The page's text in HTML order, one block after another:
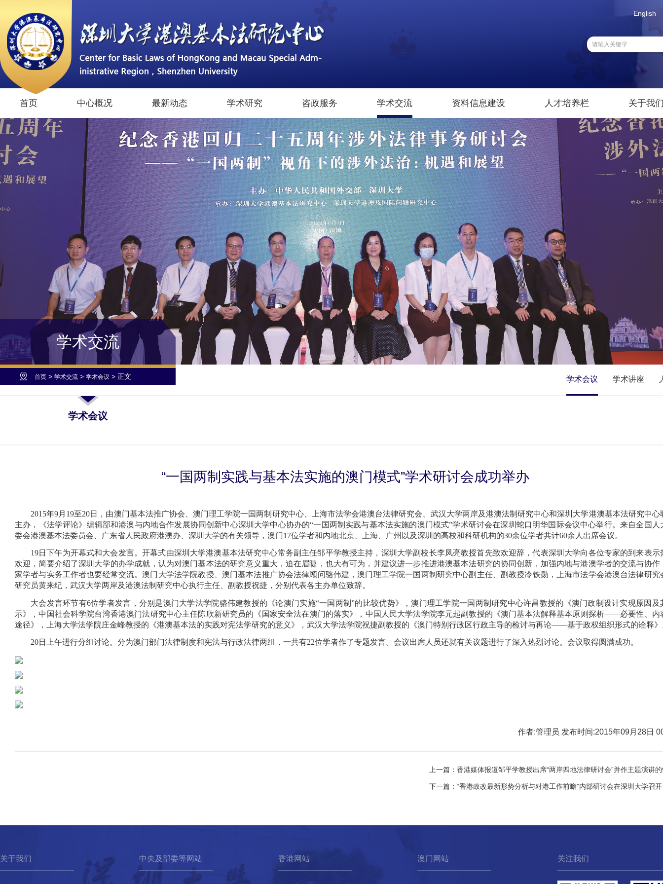
English
首页 中心概况 最新动态 学术研究 咨政服务 学术交流 资料信息建设 人才培养栏 关于我
学术交流
首页 > 学术交流 > 学术会议 > 正文 学术会议 学术讲座
学术会议
“一国两制实践与基本法实施的澳门模式”学术研讨会成功举办
2015年9月19至20日 ，由澳门基本法推广协会、澳门理工学院一国两制研究中心、 上海市法学会港澳台法律研究会 武汉大学两岸及港澳法制研究中心和深圳大学港澳基本法研究中心
主办，《法学评论》编辑部和港澳与内地合作发展协同创新中心深圳大学中心协办的“一国两制实践与基本法实施的澳门模式”学术研讨会在深圳蛇口明华国际会议中心举行。 来自全国人
委会港澳基本法委员会
广东省人民政府港澳办 、深圳大学的有关领导，澳门17位学者和内地北京、上海、广州以及深圳的高校和科研机构的30余位学者共计60余人出席会议。
19日下午为开幕式和大会发言。开幕式由深圳大学港澳基本法研究中心常务副主任邹平学教授主持，深圳大学副校长李凤亮教授首先致欢迎辞，代表深圳大学向各位专家的到来表示
欢迎 ，简要介绍了深圳大学的办学成就，认为对澳门基本法的研究意义重大 ，迫在眉睫，也大有可为 ，并建议进一步推进港澳基本法研究的协同创新，加强内地与港澳学者的交流与协作
家学者与实务工作者也要经常交流。澳门大学法学院教授 、澳门基本法推广协会法律顾问骆伟建 ，澳门理工学院一国两制研究中心副主任、副教授冷铁勋 ，
上海市法学会港澳台法律研究
研究员黄来纪 ， 武汉大学两岸及港澳法制研究中心执行主任 、副 教授祝捷 ，分别 代表各主办单位致辞。
大会发言环节有6位学者发言，分别是澳门大学法学院骆伟建教授的 《论澳门实施“一国两制”的比较优势》 ，澳门理工学院一国两制研究中心许昌教授的 《澳门政制设计实现原因及
示》
， 中国社会科学院台湾香港澳门法研究中心主任陈欣新研究员的 《国家安全法在澳门的落实》 ， 中国人民大学法学院李元起副教授的 《澳门基本法解释基本原则探析——必要性、内
途径》
， 上海大学法学院庄金峰教授的 《港澳基本法的实践对宪法学研究的意义》 ， 武汉大学法学院祝捷副教授的 《澳门特别行政区行政主导的检讨与再论——基于政权组织形式的诠释
20日上午进行分组讨论。分为澳门部门法律制度和宪法与行政法律两组，一共有22位学者作了专题发言。会议出席人员还就有关议题进行了深入热烈讨论。会议取得圆满成功。
作者:管理员 发布时间:2015年09月28日
上一篇： 香港媒体报道邹平学教授出席“两岸四地法律研讨会”并作主题演讲
下一篇： “香港政改最新形势分析与对港工作前瞻”内部研讨会在深圳大学召开
关于我们 中央及部委等网站 香港网站 澳门网站 关注我们